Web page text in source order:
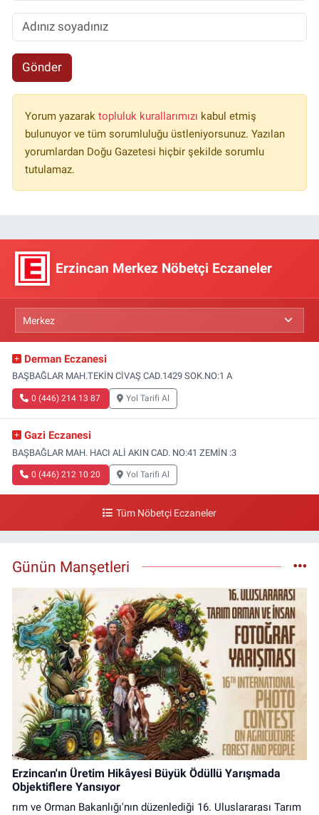
Gönder
Yorum yazarak topluluk kurallarımızı kabul etmiş
bulunuyor ve tüm sorumluluğu üstleniyorsunuz. Yazılan
yorumlardan Doğu Gazetesi hiçbir şekilde sorumlu
tutulamaz.
Erzincan Merkez Nöbetçi Eczaneler
Derman Eczanesi
BAŞBAĞLAR MAH.TEKİN CİVAŞ CAD.1429 SOK.NO:1 A
0 (446) 214 13 87 Yol Tarifi Al
Gazi Eczanesi
BAŞBAĞLAR MAH. HACI ALİ AKIN CAD. NO:41 ZEMİN :3
0 (446) 212 10 20 Yol Tarifi Al
Tüm Nöbetçi Eczaneler
Günün Manşetleri
Erzincan'ın Üretim Hikâyesi Büyük Ödüllü Yarışmada
Objektiflere Yansıyor
rım ve Orman Bakanlığı'nın düzenlediği 16. Uluslararası Tarım